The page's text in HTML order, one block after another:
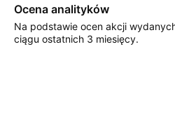
Ocena analityków
Na podstawie ocen akcji
ciągu ostatnich 3 miesięcy.